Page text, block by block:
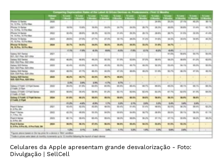
Celulares da Apple apresentam grande desvalorização - Foto:
Divulgação | SellCell